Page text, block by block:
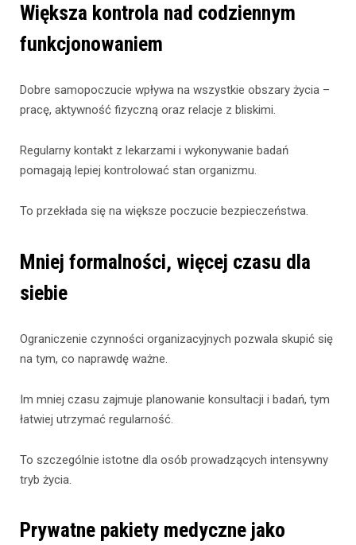
Większa kontrola nad codziennym
funkcjonowaniem
Dobre samopoczucie wpływa na wszystkie obszary życia –
pracę, aktywność fizyczną oraz relacje z bliskimi.
Regularny kontakt z lekarzami i wykonywanie badań
pomagają lepiej kontrolować stan organizmu.
To przekłada się na większe poczucie bezpieczeństwa.
Mniej formalności, więcej czasu dla
siebie
Ograniczenie czynności organizacyjnych pozwala skupić się
na tym, co naprawdę ważne.
Im mniej czasu zajmuje planowanie konsultacji i badań, tym
łatwiej utrzymać regularność.
To szczególnie istotne dla osób prowadzących intensywny
tryb życia.
Prywatne pakiety medyczne jako